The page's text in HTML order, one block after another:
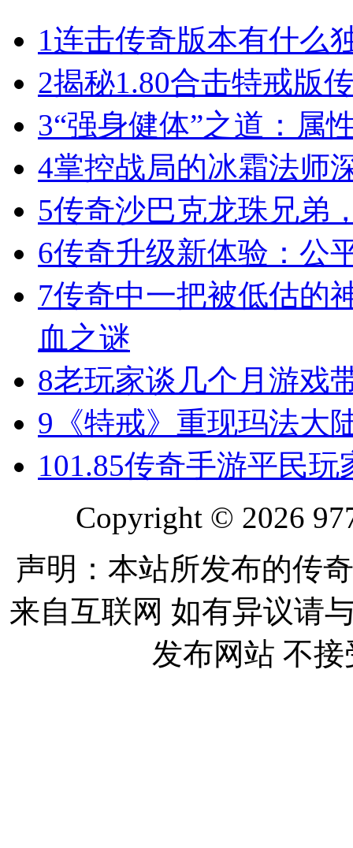
1连击传奇版本有什么
2揭秘1.80合击特戒版
3“强身健体”之道：属
4掌控战局的冰霜法师
5传奇沙巴克龙珠兄弟
6传奇升级新体验：公
7传奇中一把被低估的
血之谜
8老玩家谈几个月游戏
9 《特戒》重现玛法大
101.85传奇手游平民
Copyright © 2026
声明：本站所发布的传
来自互联网 如有异议请
发布网站 不